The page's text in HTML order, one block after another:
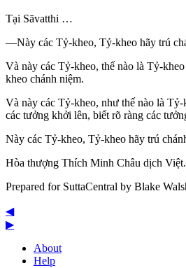
Tại Sāvatthi …
—Này các Tỷ-kheo, Tỷ-kheo hãy trú
Và này các Tỷ-kheo, thế nào là Tỷ-
kheo chánh niệm.
Và này các Tỷ-kheo, như thế nào là
các tưởng khởi lên, biết rõ ràng các
Này các Tỷ-kheo, Tỷ-kheo hãy trú
Hòa thượng Thích Minh Châu dịch Việt.
Prepared for SuttaCentral by Blake
◀
▶
About
Help